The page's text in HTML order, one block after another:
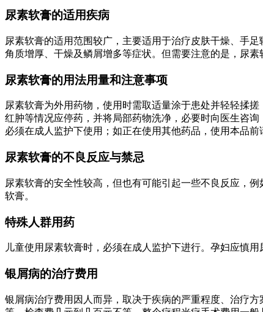
尿素软膏的适用疾病
尿素软膏的适用范围较广，主要适用于治疗皮肤干燥、手
角质增厚、干燥及鳞屑增多等症状。但需要注意的是，尿
尿素软膏的用法用量和注意事项
尿素软膏为外用药物，使用时需取适量涂于患处并轻轻揉
红肿等情况应停药，并将局部药物洗净，必要时向医生咨
必须在成人监护下使用；如正在使用其他药品，使用本品前
尿素软膏的不良反应与禁忌
尿素软膏的安全性较高，但也有可能引起一些不良反应，
软膏。
特殊人群用药
儿童使用尿素软膏时，必须在成人监护下进行。孕妇应慎
银屑病的治疗费用
银屑病治疗费用因人而异，取决于疾病的严重程度、治疗